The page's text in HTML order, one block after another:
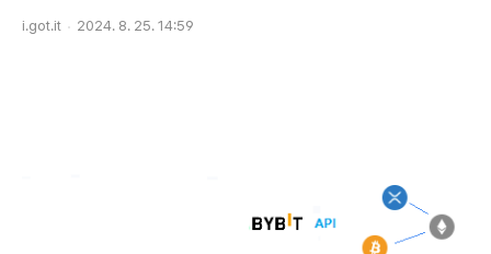
i.got.it 2024. 8. 25. 14:59